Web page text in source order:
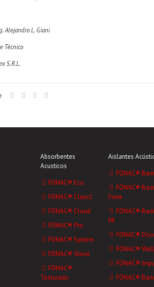
Alejandro L. Giani
Técnico
S.R.L.
Absorbentes
Acusticos
FONAC® Eco
FONAC® Class1
FONAC® Cloud
FONAC® Pro
FONAC® System
FONAC® Stone
FONAC®
Texturado
Aislantes
FONAC®
FONAC®
Forte
FONAC®
FR
FONAC®
FONAC® Wall
FONAC®
FONAC®